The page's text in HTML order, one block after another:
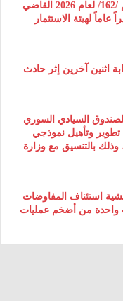
الرئيس “أحمد الشرع” يصدر المرسوم رقم /162/ لعام 2026 ‌القاضي
لهيئة ‌الاستثمار
اثنين آخرين إثر حادث
السيادي السوري
وتأهيل نموذجي
بالتنسيق مع وزارة
استئناف المفاوضات
واحدة من أضخم عمليات